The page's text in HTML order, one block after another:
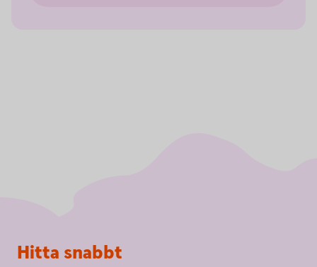
Sidfot
Hitta snabbt